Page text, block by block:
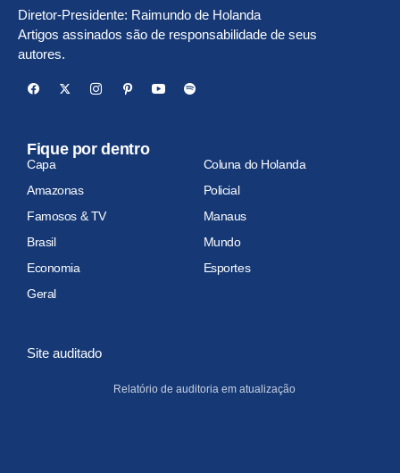
Diretor-Presidente: Raimundo de Holanda
Artigos assinados são de responsabilidade de seus
autores.
Fique por dentro
Capa
Coluna do Holanda
Amazonas
Policial
Famosos & TV
Manaus
Brasil
Mundo
Economia
Esportes
Geral
Site auditado
Relatório de auditoria em atualização